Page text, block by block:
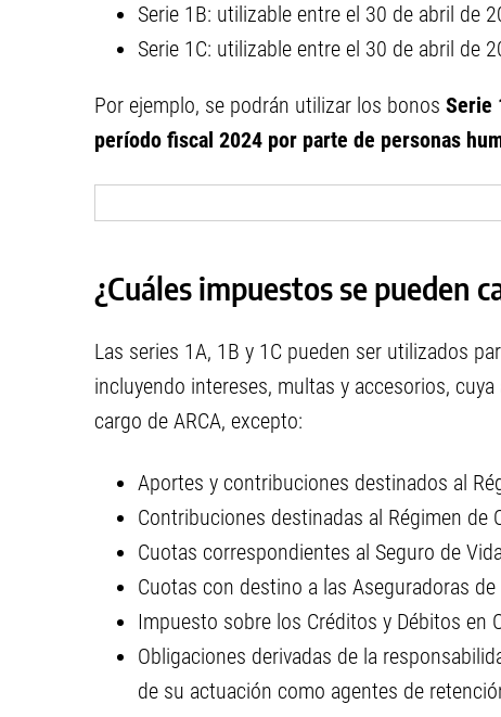
Serie 1B: utilizable entre el 30 de abril de
Serie 1C: utilizable entre el 30 de abril de
Por ejemplo, se podrán utilizar los bonos Serie
período fiscal 2024 por parte de personas
¿Cuáles impuestos se pueden
Las series 1A, 1B y 1C pueden ser utilizados
incluyendo intereses, multas y accesorios,
cargo de ARCA, excepto:
Aportes y contribuciones destinados al
Contribuciones destinadas al Régimen de
Cuotas correspondientes al Seguro de
Cuotas con destino a las Aseguradoras de
Impuesto sobre los Créditos y Débitos en
Obligaciones derivadas de la
de su actuación como agentes de